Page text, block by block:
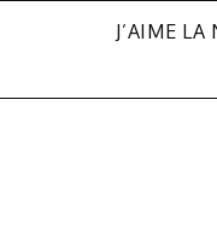
J’AIME